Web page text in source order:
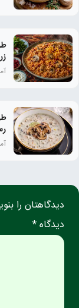
دیدگاهتان را
دیدگاه *